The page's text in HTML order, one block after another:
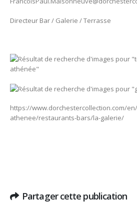
Directeur Bar / Galerie / Terrasse
https://www.dorchestercollection.com/
athenee/restaurants-bars/la-galerie/
Partager cette publication